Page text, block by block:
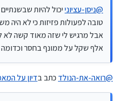
@ניסן-עציונייכול להיות
טובה לפעולות פזיזות כי לא היה
אבל מרגיש לי שזה מאוד קשה לא
אלף שקל על ממונף בחסר וכדומה
@רואה-את-הנולדכתב בדיון על